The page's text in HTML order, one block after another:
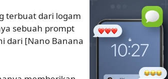
terbuat dari logam
sebuah prompt
dari [Nano Banana